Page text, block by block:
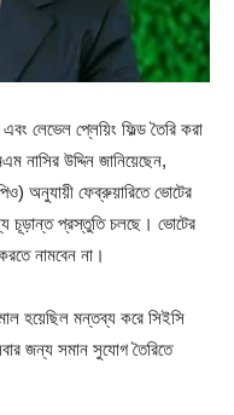
লেভেল প্লেয়িং ফিল্ড তৈরি করা
নাসির উদ্দিন জানিয়েছেন,
অনুযায়ী ফেব্রুয়ারিতে ভোটের
চূড়ান্ত প্রস্তুতি চলছে। ভোটের
নামবেন না।
হয়েছিল মন্তব্য করে সিইসি
জন্য সমান সুযোগ তৈরিতে